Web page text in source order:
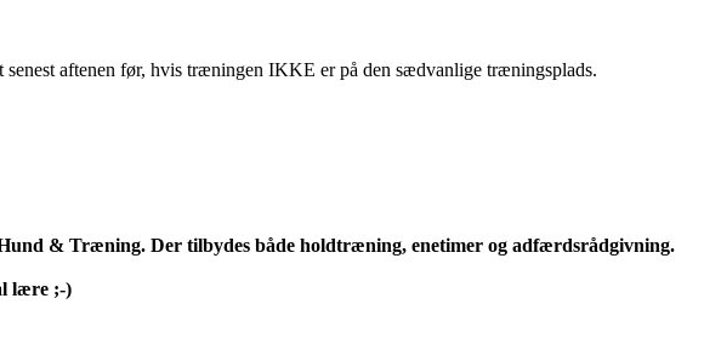
aftenen før, hvis træningen IKKE er på den sædvanlige træningsplads.
& Træning. Der tilbydes både holdtræning, enetimer og adfærdsrådgivning.
lære ;-)